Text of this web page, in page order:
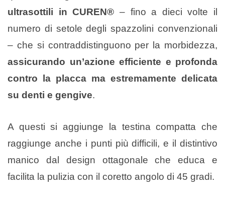
ultrasottili in CUREN® – fino a dieci volte il
numero di setole degli spazzolini convenzionali
– che si contraddistinguono per la morbidezza,
assicurando un’azione efficiente e profonda
contro la placca ma estremamente delicata
su denti e gengive.
A questi si aggiunge la testina compatta che
raggiunge anche i punti più difficili, e il distintivo
manico dal design ottagonale che educa e
facilita la pulizia con il coretto angolo di 45 gradi.